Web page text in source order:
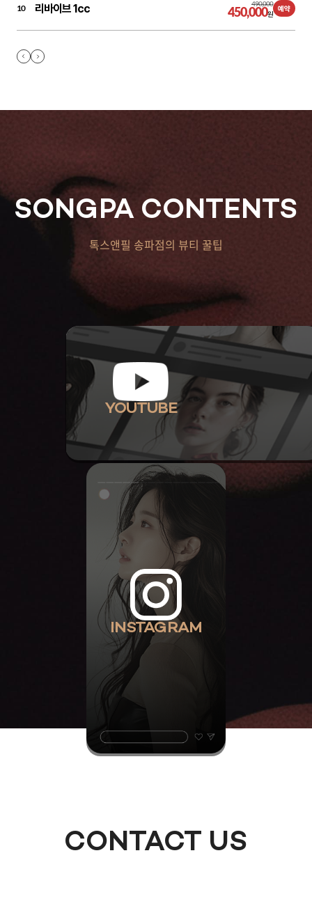
10 리바이브 1cc 490,000
450,000원
예약
SONGPA CONTENTS
톡스앤필 송파점의 뷰티 꿀팁
YOUTUBE
INSTAGRAM
CONTACT US